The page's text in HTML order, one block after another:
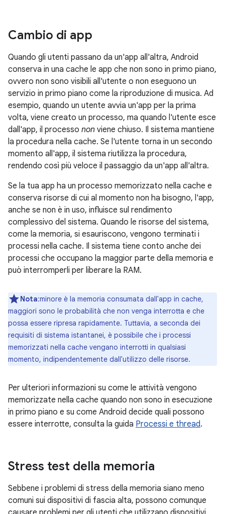
Cambio di app
Quando gli utenti passano da un'app all'altra, Android
conserva in una cache le app che non sono in primo piano,
ovvero non sono visibili all'utente o non eseguono un
servizio in primo piano come la riproduzione di musica. Ad
esempio, quando un utente avvia un'app per la prima
volta, viene creato un processo, ma quando l'utente esce
dall'app, il processo non viene chiuso. Il sistema mantiene
la procedura nella cache. Se l'utente torna in un secondo
momento all'app, il sistema riutilizza la procedura,
rendendo così più veloce il passaggio da un'app all'altra.
Se la tua app ha un processo memorizzato nella cache e
conserva risorse di cui al momento non ha bisogno, l'app,
anche se non è in uso, influisce sul rendimento
complessivo del sistema. Quando le risorse del sistema,
come la memoria, si esauriscono, vengono terminati i
processi nella cache. Il sistema tiene conto anche dei
processi che occupano la maggior parte della memoria e
può interromperli per liberare la RAM.
Nota:minore è la memoria consumata dall'app in cache,
maggiori sono le probabilità che non venga interrotta e che
possa essere ripresa rapidamente. Tuttavia, a seconda dei
requisiti di sistema istantanei, è possibile che i processi
memorizzati nella cache vengano interrotti in qualsiasi
momento, indipendentemente dall'utilizzo delle risorse.
Per ulteriori informazioni su come le attività vengono
memorizzate nella cache quando non sono in esecuzione
in primo piano e su come Android decide quali possono
essere interrotte, consulta la guida Processi e thread.
Stress test della memoria
Sebbene i problemi di stress della memoria siano meno
comuni sui dispositivi di fascia alta, possono comunque